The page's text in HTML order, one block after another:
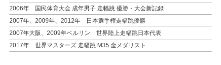
2006年 国民体育大会 成年男子 走幅跳 優勝・大会新記録
2007年、2009年、2012年 日本選手権走幅跳優勝
2007年大阪、2009年ベルリン 世界陸上走幅跳日本代表
2017年 世界マスターズ 走幅跳 M35 金メダリスト